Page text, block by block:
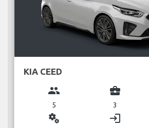
KIA CEED
group
5
business_center
3
miscellaneous_services login